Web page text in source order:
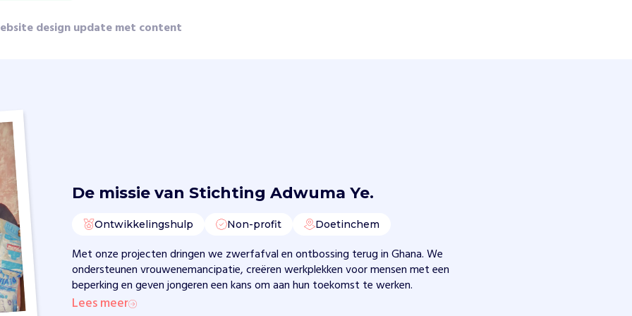
design update met content
De missie van Stichting Adwuma Ye.
Ontwikkelingshulp Non-profit Doetinchem
Met onze projecten dringen we zwerfafval en ontbossing terug in Ghana. We
ondersteunen vrouwenemancipatie, creëren werkplekken voor mensen met een
beperking en geven jongeren een kans om aan hun toekomst te werken.
Lees meer